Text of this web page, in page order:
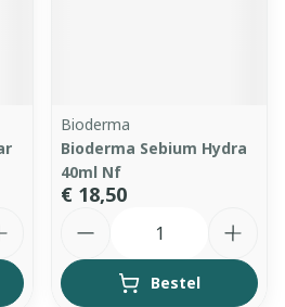
Bioderma
Bioderma Sebium Hydra
40ml Nf
€ 18,50
Bestel